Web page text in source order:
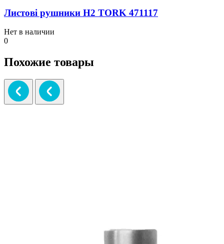
Листові рушники H2 TORK 471117
Нет в наличии
0
Похожие товары